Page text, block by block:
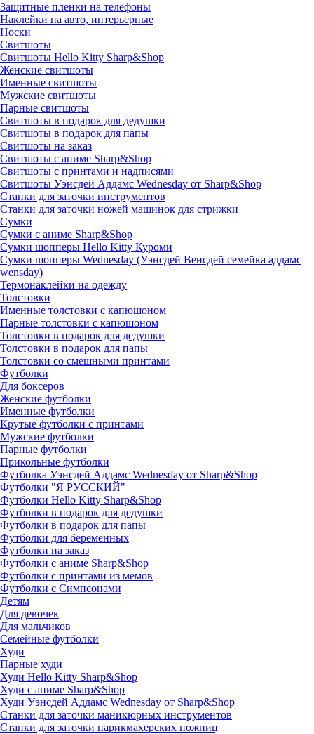
Защитные пленки на телефоны
Наклейки на авто, интерьерные
Носки
Свитшоты
Cвитшоты Hello Kitty Sharp&Shop
Женские свитшоты
Именные свитшоты
Мужские свитшоты
Парные свитшоты
Свитшоты в подарок для дедушки
Свитшоты в подарок для папы
Свитшоты на заказ
Свитшоты с аниме Sharp&Shop
Свитшоты с принтами и надписями
Свитшоты Уэнсдей Аддамс Wednesday от Sharp&Shop
Станки для заточки инструментов
Станки для заточки ножей машинок для стрижки
Сумки
Сумки с аниме Sharp&Shop
Сумки шопперы Hello Kitty Куроми
Сумки шопперы Wednesday (Уэнсдей Венсдей семейка аддамс
wensday)
Термонаклейки на одежду
Толстовки
Именные толстовки с капюшоном
Парные толстовки с капюшоном
Толстовки в подарок для дедушки
Толстовки в подарок для папы
Толстовки со смешными принтами
Футболки
Для боксеров
Женские футболки
Именные футболки
Крутые футболки с принтами
Мужские футболки
Парные футболки
Прикольные футболки
Футболка Уэнсдей Аддамс Wednesday от Sharp&Shop
Футболки "Я РУССКИЙ"
Футболки Hello Kitty Sharp&Shop
Футболки в подарок для дедушки
Футболки в подарок для папы
Футболки для беременных
Футболки на заказ
Футболки с аниме Sharp&Shop
Футболки с принтами из мемов
Футболки с Симпсонами
Детям
Для девочек
Для мальчиков
Семейные футболки
Худи
Парные худи
Худи Hello Kitty Sharp&Shop
Худи с аниме Sharp&Shop
Худи Уэнсдей Аддамс Wednesday от Sharp&Shop
Станки для заточки маникюрных инструментов
Станки для заточки парикмахерских ножниц